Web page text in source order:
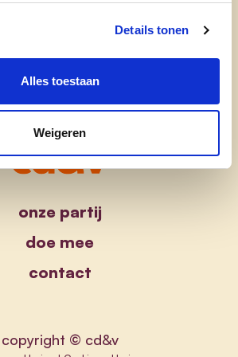
Details tonen
Alles toestaan
Weigeren
onze partij
doe mee
contact
copyright © cd&v